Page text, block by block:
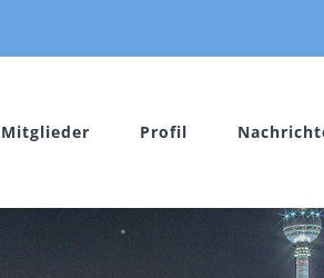
Mitglieder Profil